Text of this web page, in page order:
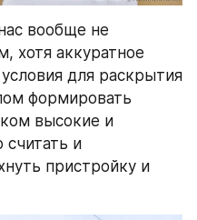
вообще не
хотя аккуратное
для раскрытия
формировать
высокие и
и
пристройку и